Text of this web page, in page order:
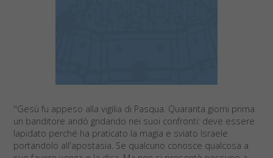
''Gesù fu appeso alla vigilia di Pasqua. Quaranta giorni prima
un banditore andò gridando nei suoi confronti: deve essere
lapidato perché ha praticato la magia e sviato Israele
portandolo all'apostasia. Se qualcuno conosce qualcosa a